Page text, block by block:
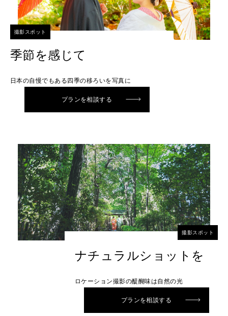
撮影スポット
季節を感じて
日本の自慢でもある四季の移ろいを写真に
プランを相談する
撮影スポット
ナチュラルショットを
ロケーション撮影の醍醐味は自然の光
プランを相談する